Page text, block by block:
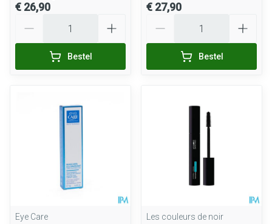
€ 26,90
Bestel
€ 27,90
Bestel
Eye Care
Les couleurs de noir